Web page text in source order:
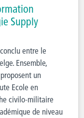
Supply
entre le
Ensemble,
un
Ecole en
civilo-militaire
de niveau